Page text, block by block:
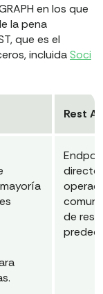
en los que
la pena
que es el
incluidaSoci
Rest
de